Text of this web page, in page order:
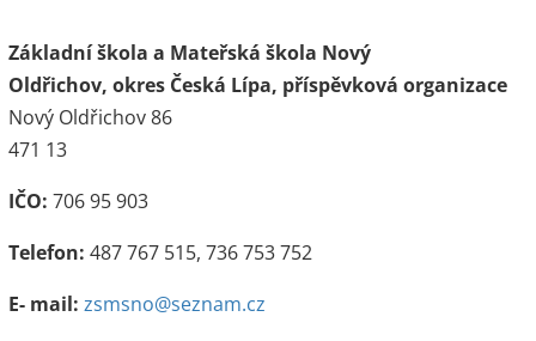
Základní škola a Mateřská škola Nový
Oldřichov, okres Česká Lípa, příspěvková organizace
Nový Oldřichov 86
471 13
IČO: 706 95 903
Telefon: 487 767 515, 736 753 752
E- mail: zsmsno@seznam.cz